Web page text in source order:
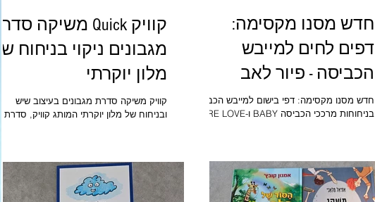
חדש מסנו מקסימה:
דפים לחים למייבש
הכביסה - פיור לאב
ובייבי BABY ו-PURE LOVE
חדש מסנו מקסימה: דפי בישום למייבש הכביסה
בניחוחות מרככי הכביסה BABY ו-PURE LOVE
קוויק Quick משיקה סדרת
מגבונים ניקוי בניחוח של
מלון יוקרתי
קוויק משיקה סדרת מגבונים בעיצוב שיש
ובניחוח של מלון יוקרתי המותג קוויק, סדרת
המשטחים.